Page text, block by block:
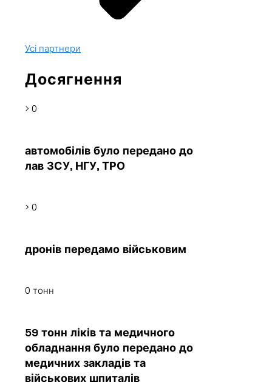
Усі партнери
Досягнення
> 0
автомобілів було передано до
лав ЗСУ, НГУ, ТРО
> 0
дронів передамо військовим
0 тонн
59 тонн ліків та медичного
обладнання було передано до
медичних закладів та
військових шпиталів